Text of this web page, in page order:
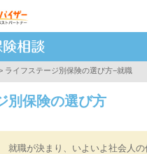
ライフステージ別保険の選び方−就職
別保険の選び方
就職が決まり、いよいよ社会人